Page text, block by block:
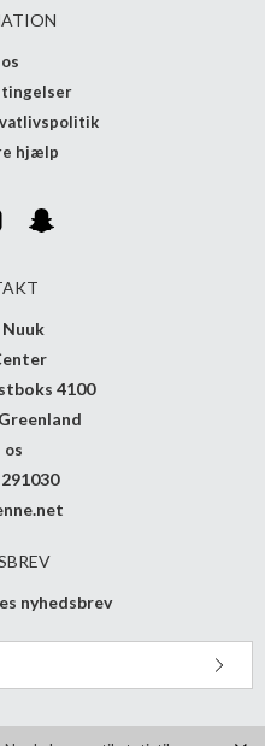
hjælp
4100
os
nyhedsbrev